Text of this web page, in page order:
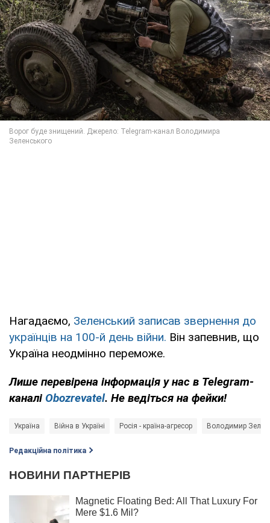
Нагадаємо, Зеленський записав звернення до
українців на 100-й день війни. Він запевнив, що
Україна неодмінно переможе.
Лише перевірена інформація у нас в Telegram-
каналі Obozrevatel. Не ведіться на фейки!
Україна Війна в Україні Росія - країна-агресор Володимир
Редакційна політика